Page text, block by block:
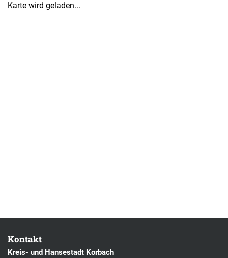
Karte wird geladen...
Kontakt
Kreis- und Hansestadt Korbach